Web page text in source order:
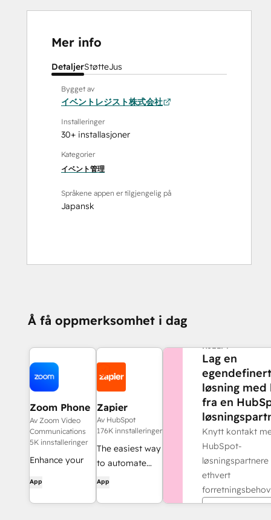
Mer info
DetaljerStøtteJus
Bygget av
イベントレジスト株式会社
Installeringer
30+ installasjoner
Kategorier
イベント管理
Språkene appen er tilgjengelig på
Japansk
Å få oppmerksomhet i dag
Zoom Phone
for HubSpot
Av Zoom Video
Communications
5K innstalleringer
Enhance your
streamline your
App
Zapier
Av HubSpot
176K innstalleringer
The easiest way
to automate
and connect
8,000+ apps
App
HJELP?
Lag en
egendefinert
løsning med
fra en
Knytt kontakt
HubSpot-
ethvert